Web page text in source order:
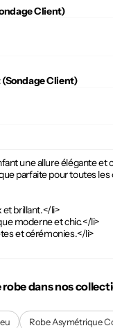
Client)
Client)
une allure élégante et
parfaite pour toutes les
et brillant.</li>
moderne et chic.</li>
et cérémonies.</li>
dans nos
Robe Asymétrique